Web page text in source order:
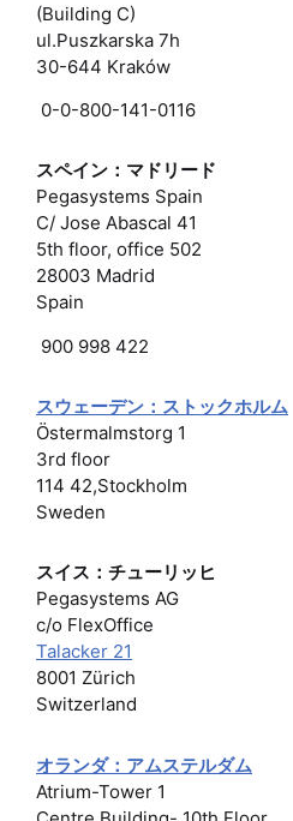
(Building C)
ul.Puszkarska 7h
30-644 Kraków
0-0-800-141-0116
スペイン：マドリード
Pegasystems Spain
C/ Jose Abascal 41
5th floor, office 502
28003 Madrid
Spain
900 998 422
スウェーデン：ストックホルム
Östermalmstorg 1
3rd floor
114 42,Stockholm
Sweden
スイス：チューリッヒ
Pegasystems AG
c/o FlexOffice
Talacker 21
8001 Zürich
Switzerland
オランダ：アムステルダム
Atrium-Tower 1